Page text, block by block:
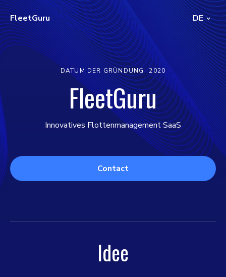
FleetGuru DE
DATUM DER GRÜNDUNG 2020
FleetGuru
Innovatives Flottenmanagement SaaS
Contact
Idee